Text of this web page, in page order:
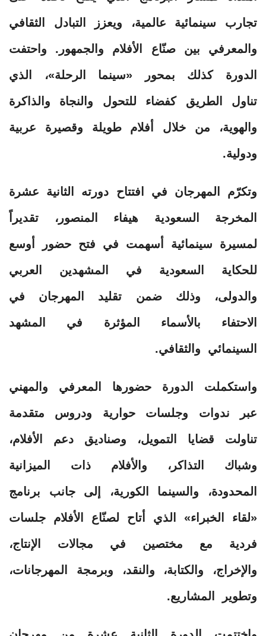
تجارب سينمائية عالمية، ويعزز التبادل الثقافي
والمعرفي بين صنّاع الأفلام والجمهور. واحتفت
الدورة كذلك بمحور «سينما الرحلة»، الذي
تناول الطريق كفضاء للتحول والنجاة والذاكرة
والهوية، من خلال أفلام طويلة وقصيرة عربية
ودولية.
وتكرّم المهرجان في افتتاح دورته الثانية عشرة
المخرجة السعودية هيفاء المنصور، تقديراً
لمسيرة سينمائية أسهمت في فتح حضور أوسع
للحكاية السعودية في المشهدين العربي
والدولى، وذلك ضمن تقليد المهرجان في
الاحتفاء بالأسماء المؤثرة في المشهد
السينمائي والثقافي.
واستكملت الدورة حضورها المعرفي والمهني
عبر ندوات وجلسات حوارية ودروس متقدمة
تناولت قضايا التمويل، وصناديق دعم الأفلام،
وشباك التذاكر، والأفلام ذات الميزانية
المحدودة، والسينما الكورية، إلى جانب برنامج
«لقاء الخبراء» الذي أتاح لصنّاع الأفلام جلسات
فردية مع مختصين في مجالات الإنتاج،
والإخراج، والكتابة، والنقد، وبرمجة المهرجانات،
وتطوير المشاريع.